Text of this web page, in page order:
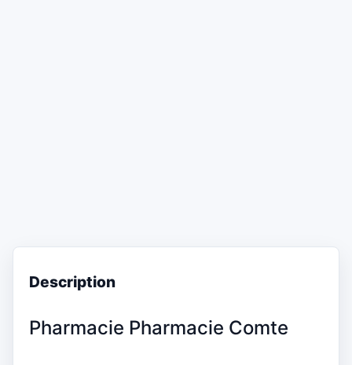
Description
Pharmacie Pharmacie Comte